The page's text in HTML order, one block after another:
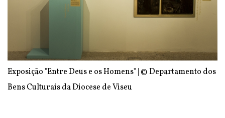
Exposição "Entre Deus e os Homens" | © Departamento dos
Bens Culturais da Diocese de Viseu